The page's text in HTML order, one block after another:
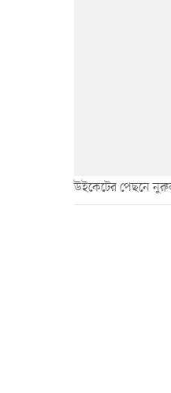
উইকেটের পেছনে